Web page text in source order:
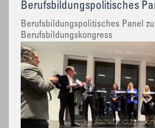
Berufsbildungspolitisches
Berufsbildungspolitisches Panel
Berufsbildungskongress